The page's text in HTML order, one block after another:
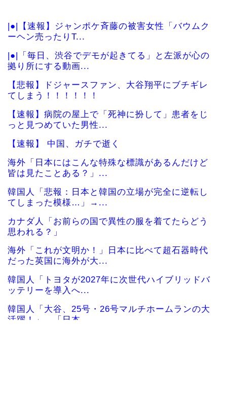
|●|【速報】ジャンポケ斉藤の被害女性「バウムク
ーヘン売ったりT...
|●|「毎日、渋谷でデモが起きてる」と左派が心の
拠り所にする動画...
【悲報】ドジャースファン、大谷翔平にブチギレ
てしまう！！！！！！
【速報】病院の屋上で「死神に扮して」患者をじ
っと見つめていた男性...
【速報】 中国、ガチで逝く
海外「日本にはこんな特殊な標識があるんだけど
皆は見たことある？」...
韓国人「悲報：日本と韓国の立場が完全に逆転し
てしまった模様…」→...
カナダ人「お前らの国で異性の服を着てたらどう
思われる？」
海外「これが文明か！」日本に比べて超石器時代
だった英国に海外が大...
韓国人「トヨタが2027年に次世代ハイブリッドバ
ッテリーを導入へ...
韓国人「大谷、25号・26号マルチホームランの大
活躍！」→「日本...